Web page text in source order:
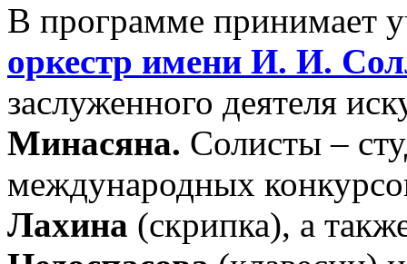
В программе принимает
оркестр имени И. И.
заслуженного деятеля
Минасяна. Солисты –
международных
Лахина (скрипка), а